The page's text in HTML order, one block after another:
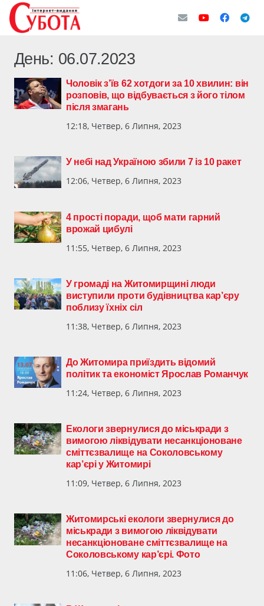
День: 06.07.2023
Чоловік з’їв 62 хотдоги за 10 хвилин: він
розповів, що відбувається з його тілом
після змагань
12:18, Четвер, 6 Липня, 2023
У небі над Україною збили 7 із 10 ракет
12:06, Четвер, 6 Липня, 2023
4 прості поради, щоб мати гарний
врожай цибулі
11:55, Четвер, 6 Липня, 2023
У громаді на Житомирщині люди
виступили проти будівництва кар’єру
поблизу їхніх сіл
11:38, Четвер, 6 Липня, 2023
До Житомира приїздить відомий
політик та економіст Ярослав Романчук
11:24, Четвер, 6 Липня, 2023
Екологи звернулися до міськради з
вимогою ліквідувати несанкціоноване
сміттєзвалище на Соколовському
кар’єрі у Житомирі
11:09, Четвер, 6 Липня, 2023
Житомирські екологи звернулися до
міськради з вимогою ліквідувати
несанкціоноване сміттєзвалище на
Соколовському кар’єрі. Фото
11:06, Четвер, 6 Липня, 2023